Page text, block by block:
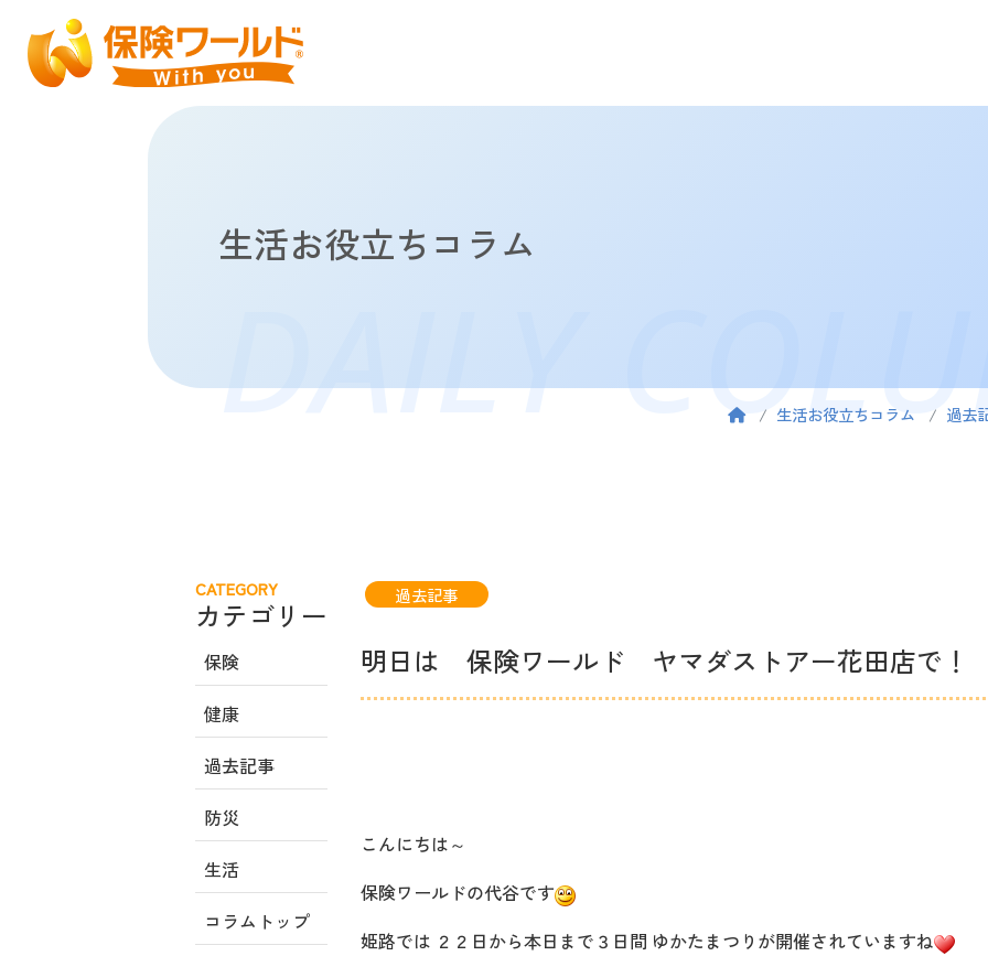
生活お役立ちコラム
DAILY 生活お役立ちコラム 過去
過去記事
明日は 保険ワールド ヤマダストアー花田店で！
こんにちは～
保険ワールドの代谷です
姫路では ２２日から本日まで３日間 ゆかたまつりが開催されていますね
CATEGORY
カテゴリー
保険
健康
過去記事
防災
生活
コラムトップ